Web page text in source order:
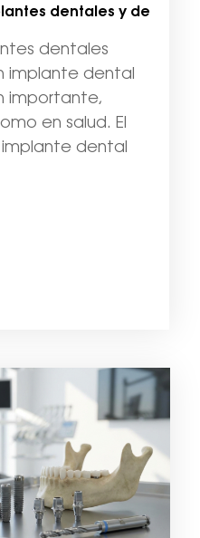
dentales y de
dentales
implante dental
importante,
en salud. El
dental